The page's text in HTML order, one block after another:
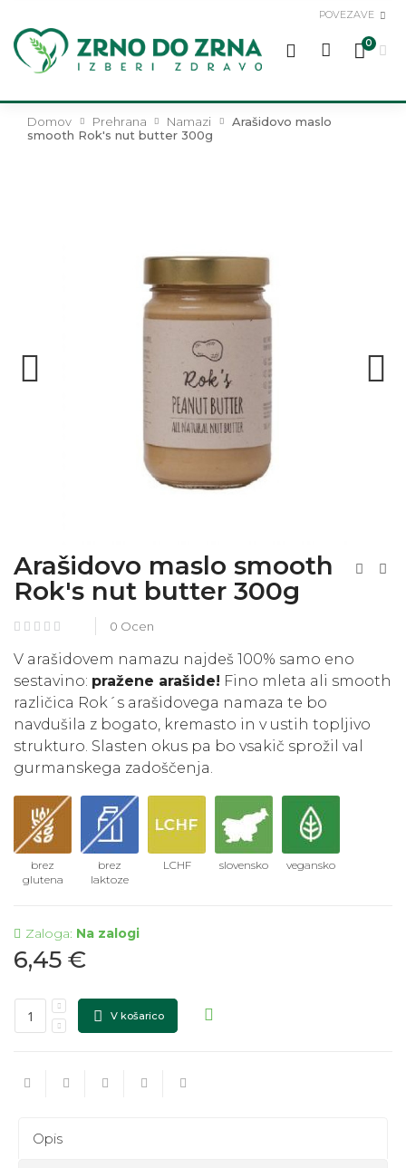
POVEZAVE
0
Domov Prehrana Namazi
Arašidovo maslo
smooth Rok's nut butter 300g
Arašidovo maslo smooth
Rok's nut butter 300g
0 Ocen
V arašidovem namazu najdeš 100% samo eno
sestavino: pražene arašide! Fino mleta ali smooth
različica Rok´s arašidovega namaza te bo
navdušila z bogato, kremasto in v ustih topljivo
strukturo. Slasten okus pa bo vsakič sprožil val
gurmanskega zadoščenja.
brez
glutena
brez
laktoze
LCHF slovensko vegansko
Zaloga: Na zalogi
6,45 €
V košarico
Opis